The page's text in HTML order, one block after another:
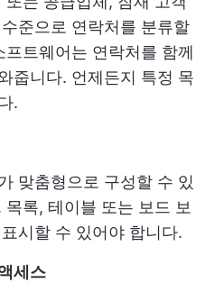
준으로 연락처를 분류할
트웨어는 연락처를 함께
줍니다. 언제든지 특정 목
.
맞춤형으로 구성할 수 있
록, 테이블 또는 보드 보
시할 수 있어야 합니다.
세스